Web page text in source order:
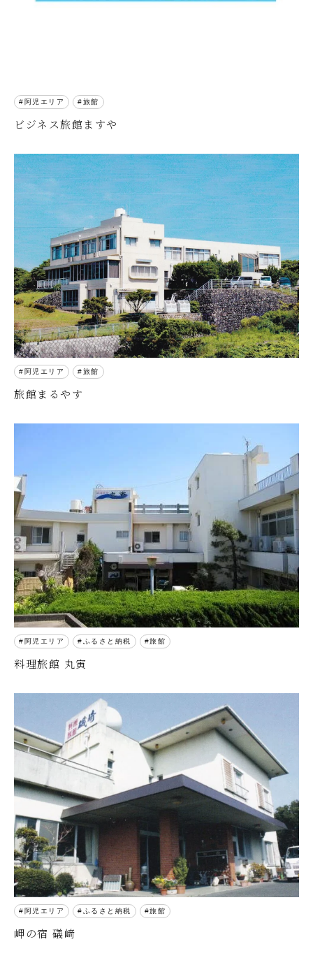
阿児エリア 旅館
ビジネス旅館ますや
阿児エリア 旅館
旅館まるやす
阿児エリア ふるさと納税 旅館
料理旅館 丸寅
阿児エリア ふるさと納税 旅館
岬の宿 礒﨑